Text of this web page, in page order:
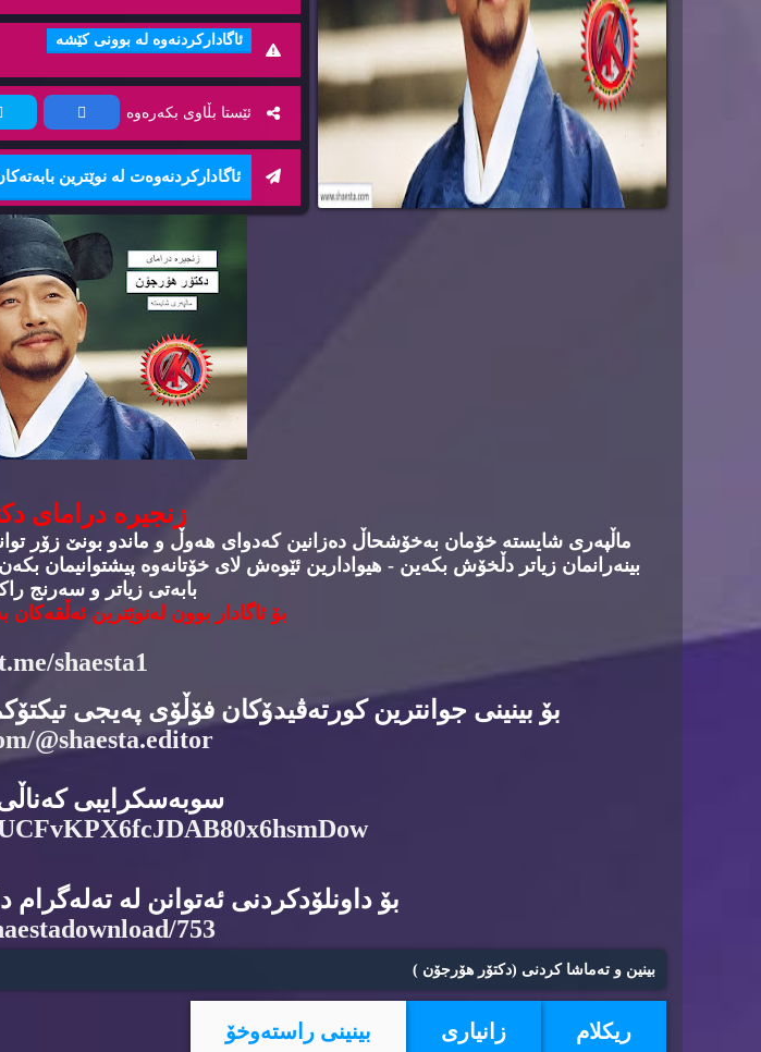
ئاگاداركردنه‌وه‌ له‌ بوونی كێشه‌
ئێستا بڵاوی بكه‌ره‌وه‌
ئاگاداركردنه‌وه‌ت له‌ نوێترین
زنجیره‌ درامای
ماڵپه‌ری شایسته‌ خۆمان به‌خۆشحاڵ ده‌زانین كه‌دوای هه‌وڵ و ماندو بونێ زۆر
بینه‌رانمان زیاتر دڵخۆش بكه‌ین - هیوادارین ئێوه‌ش لای خۆتانه‌وه‌ پیشتوانیمان
بابه‌تی زیاتر و سه‌رنج
بۆ ئاگادار بوون له‌نوێترین
shaesta1
بۆ بینینی جوانترین كورته‌ڤیدۆكان فۆڵۆی په‌یجی
@shaesta.editor
سوبه‌سكرایبی
بۆ داونلۆدكردنی ئه‌توانن له‌
753
بینین و ته‌ماشا كردنی (دكتۆر هۆرجۆن )
ریكلام زانیاری بینینی راسته‌وخۆ